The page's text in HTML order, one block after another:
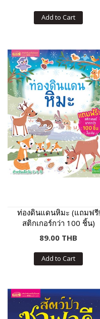
Add to Cart
ท่องดินแดนหิมะ (แถมฟรี!
สติกเกอร์กว่า 100 ชิ้น)
89.00 THB
Add to Cart